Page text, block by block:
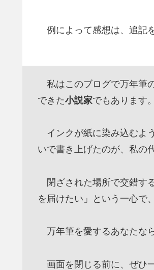
例によって感想は、追記
私はこのブログで万年筆
できた小説家でもあります。
インクが紙に染み込むよ
いで書き上げたのが、私の
閉ざされた場所で交錯す
を届けたい」という一心で
万年筆を愛するあなたな
画面を閉じる前に、ぜひ